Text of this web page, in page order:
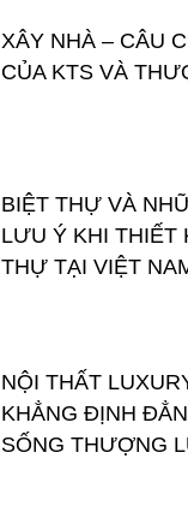
XÂY NHÀ – CÂU
CỦA KTS VÀ
BIỆT THỰ VÀ
LƯU Ý KHI THIẾT
THỰ TẠI VIỆT
NỘI THẤT
KHẲNG ĐỊNH
SỐNG THƯỢNG